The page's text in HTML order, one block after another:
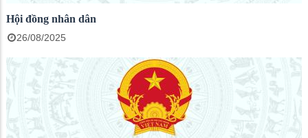
Hội đồng nhân dân
26/08/2025